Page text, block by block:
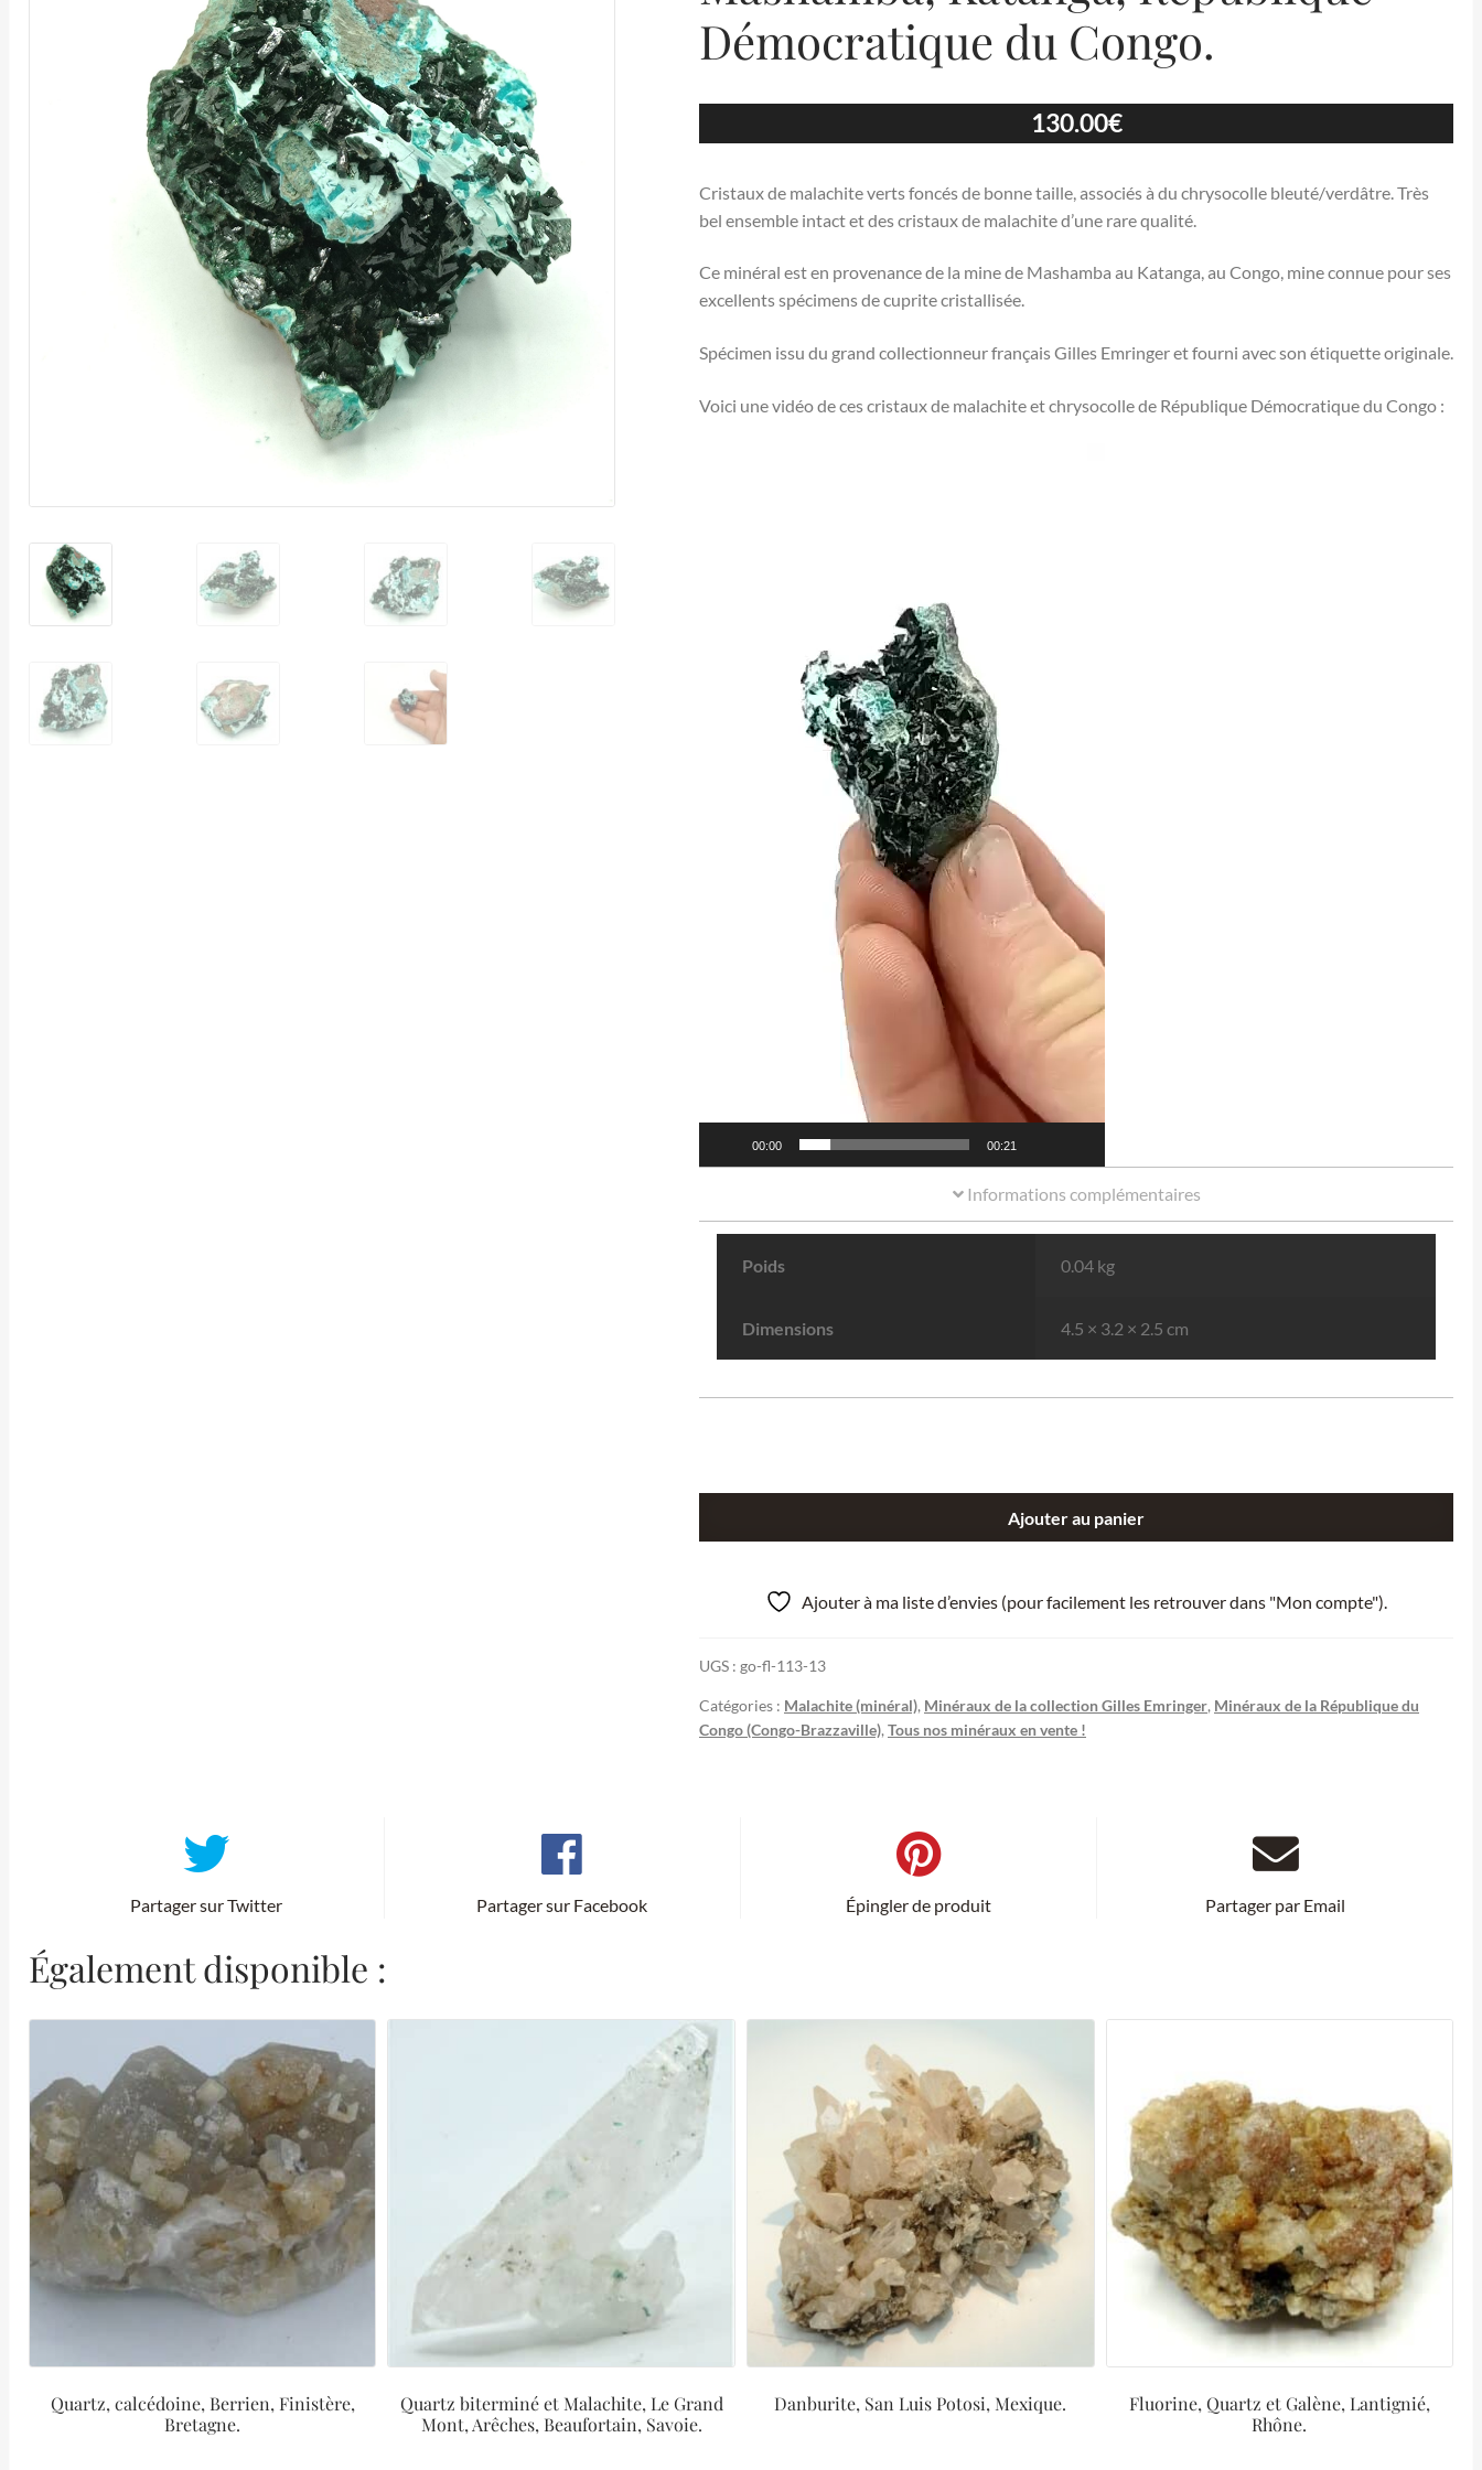
Démocratique du Congo.
130.00€
Cristaux de malachite verts foncés de bonne taille, associés à du chrysocolle bleuté/verdâtre. Très
bel ensemble intact et des cristaux de malachite d’une rare qualité.
Ce minéral est en provenance de la mine de Mashamba au Katanga, au Congo, mine connue pour ses
excellents spécimens de cuprite cristallisée.
Spécimen issu du grand collectionneur français Gilles Emringer et fourni avec son étiquette originale.
Voici une vidéo de ces cristaux de malachite et chrysocolle de République Démocratique du Congo :
00:00 00:21
Informations complémentaires
Poids 0.04 kg
Dimensions 4.5 × 3.2 × 2.5 cm
Chrysocolle,
Katanga,
République
Démocratique
Ajouter au panier
Ajouter à ma liste d’envies (pour facilement les retrouver dans "Mon compte").
UGS : go-fl-113-13
Catégories : Malachite (minéral), Minéraux de la collection Gilles Emringer, Minéraux de la République du
Congo (Congo-Brazzaville), Tous nos minéraux en vente !
Partager sur Twitter Partager sur Facebook Épingler de produit Partager par Email
Également disponible :
Quartz, calcédoine, Berrien, Finistère,
Bretagne.
Quartz biterminé et Malachite, Le Grand
Mont, Arêches, Beaufortain, Savoie.
Danburite, San Luis Potosi, Mexique.
Fluorine, Quartz et Galène, Lantignié,
Rhône.